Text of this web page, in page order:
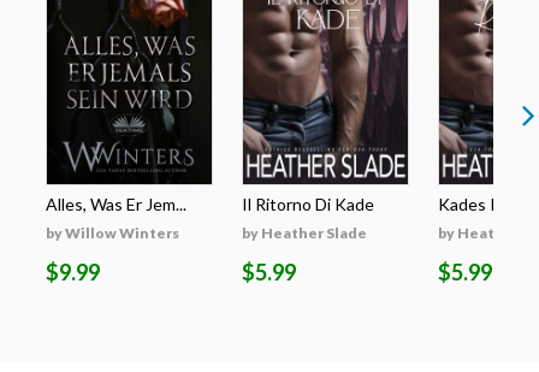
Alles, Was Er Jem...
by Willow Winters
$9.99
Il Ritorno Di Kade
by Heather Slade
$5.99
Kades
by Heather
$5.99